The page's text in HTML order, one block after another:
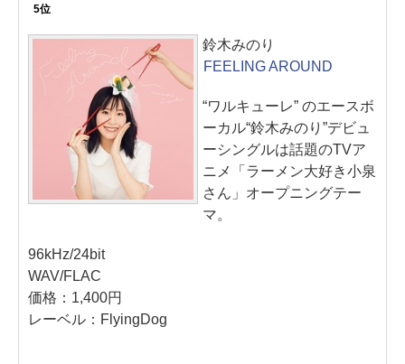
5位
鈴木みのり
FEELING AROUND
“ワルキューレ” のエースボ
ーカル“鈴木みのり”デビュ
ーシングルは話題のTVア
ニメ「ラーメン大好き小泉
さん」オープニングテー
マ。
96kHz/24bit
WAV/FLAC
価格：1,400円
レーベル：FlyingDog